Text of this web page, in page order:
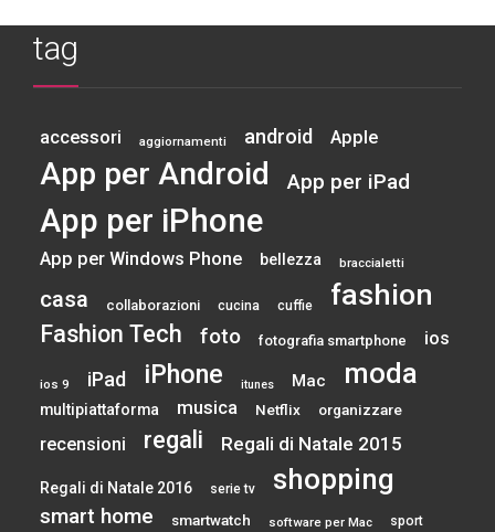
tag
accessori aggiornamenti android Apple
App per Android App per iPad
App per iPhone
App per Windows Phone bellezza braccialetti
casa collaborazioni cucina cuffie fashion
Fashion Tech foto fotografia smartphone ios
ios 9 iPad iPhone itunes Mac moda
multipiattaforma musica Netflix organizzare
recensioni regali Regali di Natale 2015
Regali di Natale 2016 serie tv shopping
smart home smartwatch software per Mac sport